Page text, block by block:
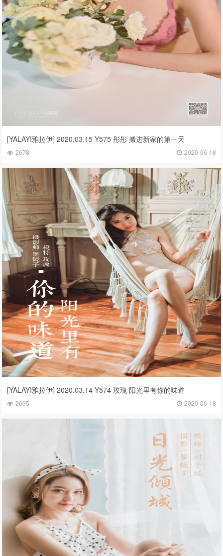
[YALAYI雅拉伊] 2020.03.15 Y575 彤彤 搬进新家的第一天
2678 2020-06-18
[YALAYI雅拉伊] 2020.03.14 Y574 玫瑰 阳光里有你的味道
2695 2020-06-18